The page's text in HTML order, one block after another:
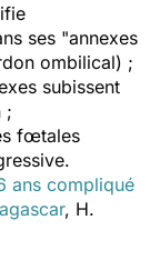
ses "annexes
ombilical) ;
subissent
;
fœtales
ans compliqué
, H.